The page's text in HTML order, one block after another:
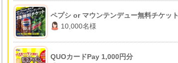
ペプシ or マウンテンデュー無料チケット
10,000名様
QUOカードPay 1,000円分